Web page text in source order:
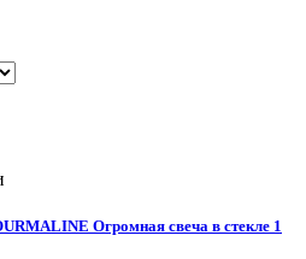
Огромная свеча в стекле 1